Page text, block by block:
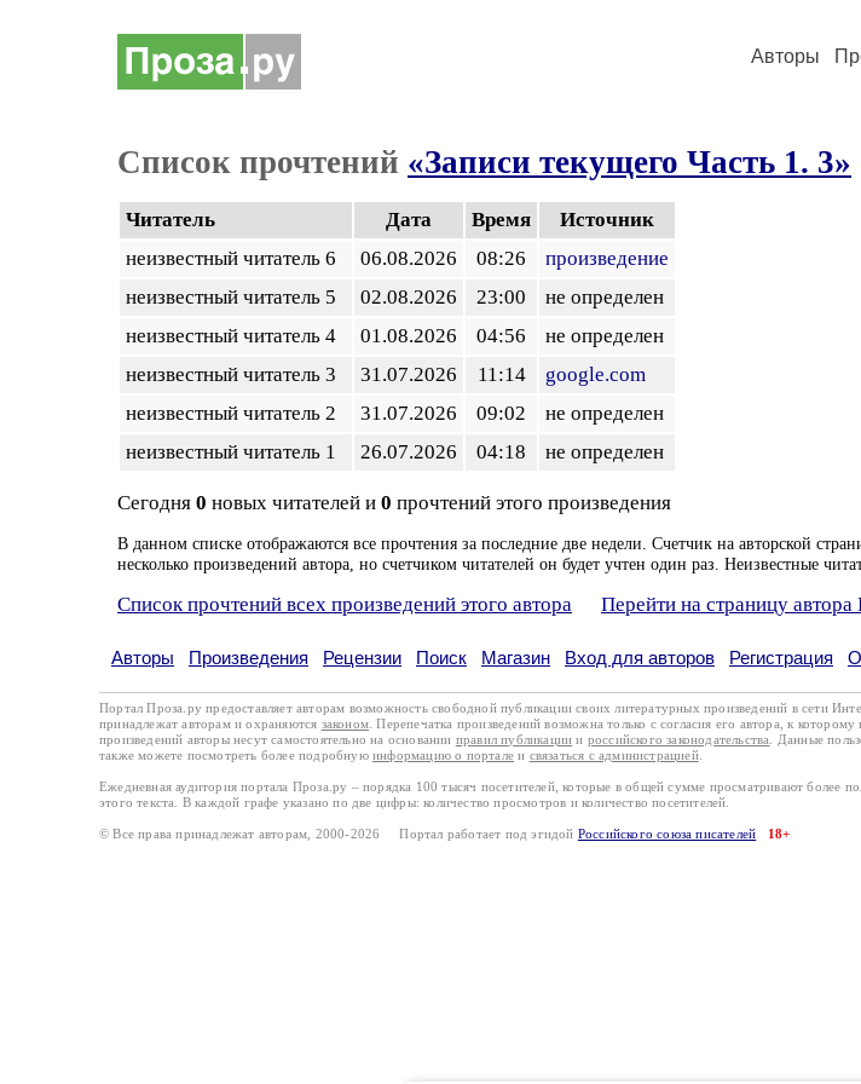
Авторы
Список прочтений «Записи текущего Часть 1. 3»
Читатель Дата Время
Источник
неизвестный читатель 6
06.08.2026 08:26
произведение
неизвестный читатель 5
02.08.2026 23:00
не определен
неизвестный читатель 4
01.08.2026 04:56
не определен
неизвестный читатель 3
31.07.2026 11:14
google.com
неизвестный читатель 2
31.07.2026 09:02
не определен
неизвестный читатель 1
26.07.2026 04:18 не определен
Сегодня 0 новых читателей и 0 прочтений этого произведения
В данном списке отображаются все прочтения за последние две недели. Счетчик на авторской
несколько произведений автора, но счетчиком читателей он будет учтен один раз. Неизвестные
Список прочтений всех произведений этого автора Перейти на страницу
Авторы Произведения Рецензии Поиск Магазин Вход для авторов Регистрация
Портал Проза.ру предоставляет авторам возможность свободной публикации своих литературных произведений в сети
принадлежат авторам и охраняются законом . Перепечатка произведений возможна только с согласия его автора, к
произведений авторы несут самостоятельно на основании правил публикации и российского законодательства . Данные
также можете посмотреть более подробную информацию о портале и связаться с администрацией.
Ежедневная аудитория портала Проза.ру – порядка 100 тысяч посетителей, которые в общей сумме просматривают более
этого текста. В каждой графе указано по две цифры: количество просмотров и количество посетителей.
© Все права принадлежат авторам, 2000-2026 Портал работает под эгидой Российского союза писателей 18+